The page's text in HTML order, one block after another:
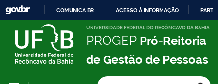
IR
PARA
CONTEÚDO
COMUNICA BR ACESSO À INFORMAÇÃO
UNIVERSIDADE FEDERAL DO RECÔNCAVO DA BAHIA
PROGEP Pró-Reitoria
de Gestão de Pessoas